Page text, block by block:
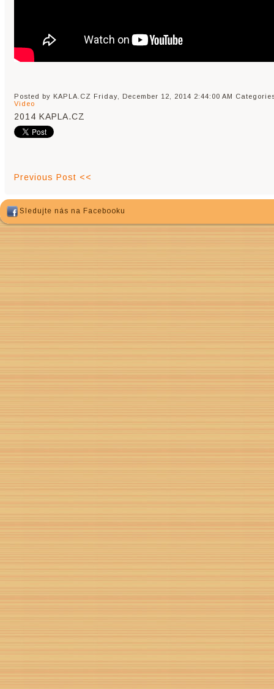
Posted by KAPLA.CZ Friday, December 12, 2014 2:44:00 AM
Video
2014 KAPLA.CZ
Previous Post <<
Sledujte nás na Facebooku